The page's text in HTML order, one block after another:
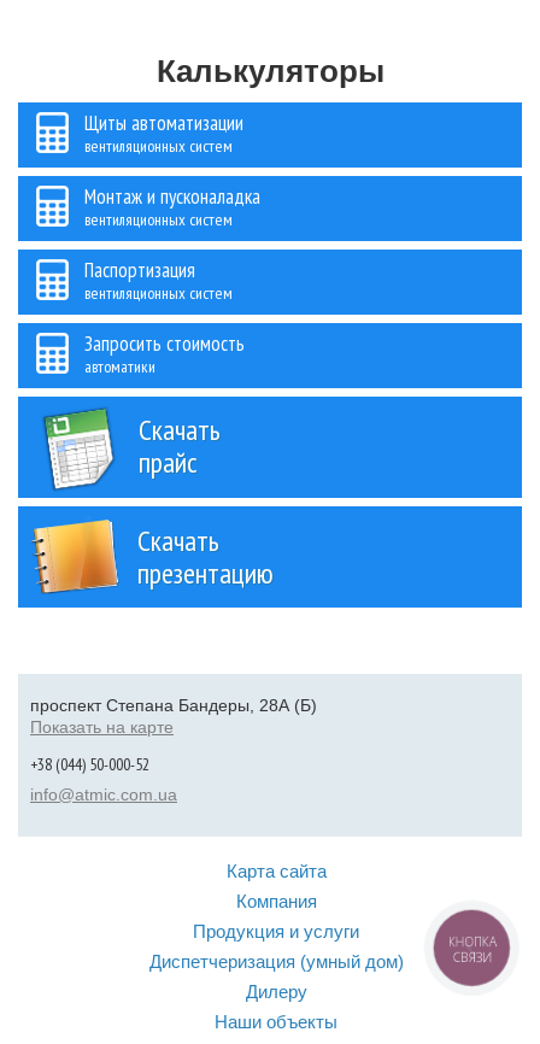
Калькуляторы
Щиты автоматизации
вентиляционных систем
Монтаж и пусконаладка
вентиляционных систем
Паспортизация
вентиляционных систем
Запросить стоимость
автоматики
Скачать
прайс
Скачать
презентацию
проспект Степана Бандеры, 28А (Б)
Показать на карте
+38 (044) 50-000-52
info@atmic.com.ua
Карта сайта
Компания
Продукция и услуги
Диспетчеризация (умный дом)
Дилеру
Наши объекты
КНОПКА
СВЯЗИ